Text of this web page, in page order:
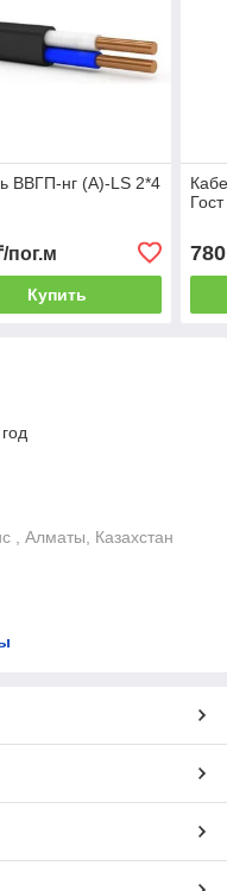
ВВГП-нг (A)-LS 2*4
пог.м
Купить
Гост
780
, Алматы, Казахстан